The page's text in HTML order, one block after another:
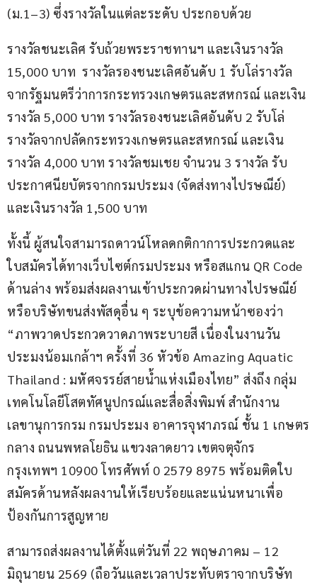
(ม.1–3) ซึ่งรางวัลในแต่ละระดับ ประกอบด้วย
รางวัลชนะเลิศ รับถ้วยพระราชทานฯ และเงินรางวัล
15,000 บาท  รางวัลรองชนะเลิศอันดับ 1 รับโล่รางวัล
จากรัฐมนตรีว่าการกระทรวงเกษตรและสหกรณ์ และเงิน
รางวัล 5,000 บาท รางวัลรองชนะเลิศอันดับ 2 รับโล่
รางวัลจากปลัดกระทรวงเกษตรและสหกรณ์ และเงิน
รางวัล 4,000 บาท รางวัลชมเชย จำนวน 3 รางวัล รับ
ประกาศนียบัตรจากกรมประมง (จัดส่งทางไปรษณีย์)
และเงินรางวัล 1,500 บาท
ทั้งนี้ ผู้สนใจสามารถดาวน์โหลดกติกาการประกวดและ
ใบสมัครได้ทางเว็บไซต์กรมประมง หรือสแกน QR Code
ด้านล่าง พร้อมส่งผลงานเข้าประกวดผ่านทางไปรษณีย์
หรือบริษัทขนส่งพัสดุอื่น ๆ ระบุข้อความหน้าซองว่า
“ภาพวาดประกวดวาดภาพระบายสี เนื่องในงานวัน
ประมงน้อมเกล้าฯ ครั้งที่ 36 หัวข้อ Amazing Aquatic
Thailand : มหัศจรรย์สายน้ำแห่งเมืองไทย” ส่งถึง กลุ่ม
เทคโนโลยีโสตทัศนูปกรณ์และสื่อสิ่งพิมพ์ สำนักงาน
เลขานุการกรม กรมประมง อาคารจุฬาภรณ์ ชั้น 1 เกษตร
กลาง ถนนพหลโยธิน แขวงลาดยาว เขตจตุจักร
กรุงเทพฯ 10900 โทรศัพท์ 0 2579 8975 พร้อมติดใบ
สมัครด้านหลังผลงานให้เรียบร้อยและแน่นหนาเพื่อ
ป้องกันการสูญหาย
สามารถส่งผลงานได้ตั้งแต่วันที่ 22 พฤษภาคม – 12
มิถุนายน 2569 (ถือวันและเวลาประทับตราจากบริษัท